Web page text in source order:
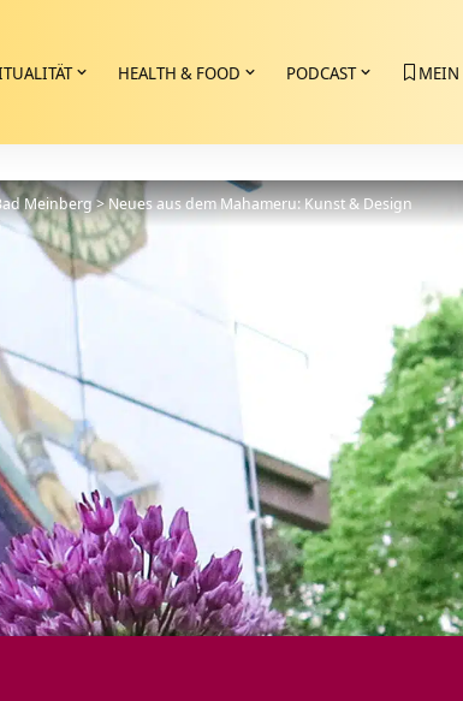
HEALTH & FOOD PODCAST MEIN
Meinberg >Neues aus dem Mahameru: Kunst & Design